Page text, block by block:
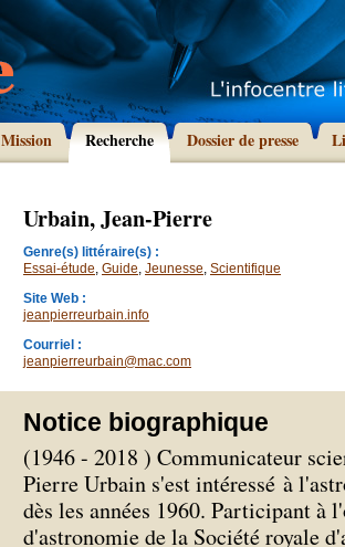
Mission Recherche Dossier de presse
Urbain, Jean-Pierre
Genre(s) littéraire(s) :
Essai-étude, Guide, Jeunesse, Scientifique
Site Web :
jeanpierreurbain.info
Courriel :
jeanpierreurbain@mac.com
Notice biographique
(1946 - 2018 ) Communicateur
Pierre Urbain s'est intéressé à
dès les années 1960. Participant à
d'astronomie de la Société royale